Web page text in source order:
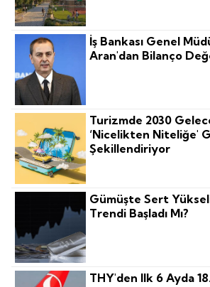
İş Bankası Genel
Aran'dan Bilanço
Turizmde 2030
‘nicelikten Niteliğe'
Şekillendiriyor
Gümüşte Sert
Trendi Başladı Mı?
THY'den Ilk 6 Ayda